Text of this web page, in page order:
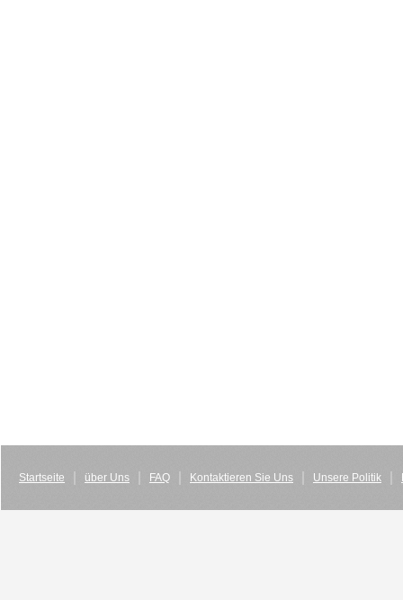
Startseite über Uns FAQ Kontaktieren Sie Uns Unsere Politik